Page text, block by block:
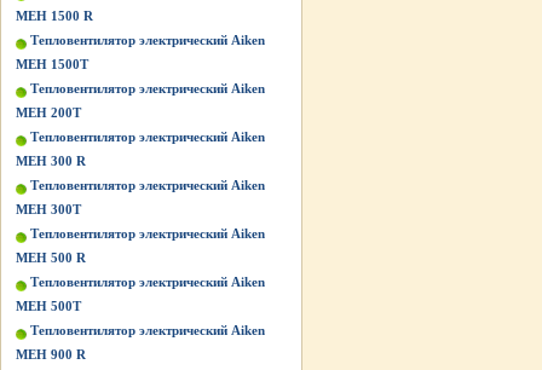
MEH 1500 R
Тепловентилятор электрический Aiken
MEH 1500T
Тепловентилятор электрический Aiken
MEH 200T
Тепловентилятор электрический Aiken
MEH 300 R
Тепловентилятор электрический Aiken
MEH 300T
Тепловентилятор электрический Aiken
MEH 500 R
Тепловентилятор электрический Aiken
MEH 500T
Тепловентилятор электрический Aiken
MEH 900 R